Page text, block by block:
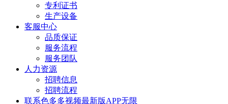
专利证书
生产设备
客服中心
品质保证
服务流程
服务团队
人力资源
招聘信息
招聘流程
联系色多多视频最新版APP无限